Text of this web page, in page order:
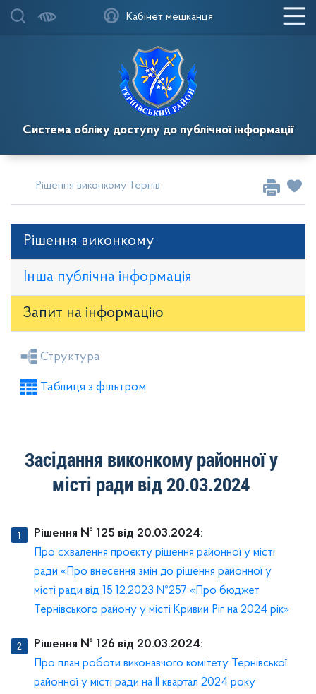
Система обліку доступу до публічної інформації
Кабінет мешканця
Рішення виконкому Тернівської районної у місті ради
Рішення виконкому
Інша публічна інформація
Запит на iнформацію
Засідання районної ради
Проекти рішень районної ради
Структура
Таблиця з фільтром
Засідання виконкому районної у
місті ради від 20.03.2024
Рішення № 125 від 20.03.2024:
Про схвалення проєкту рішення районної у місті
ради «Про внесення змін до рішення районної у
місті ради від 15.12.2023 №257 «Про бюджет
Тернівського району у місті Кривий Ріг на 2024 рік»
Рішення № 126 від 20.03.2024:
Про план роботи виконавчого комітету Тернівської
районної у місті ради на ІІ квартал 2024 року